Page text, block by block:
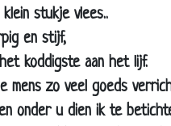
stukje vlees..
en stijf,
koddigste aan het lijf.
mens zo veel goeds
onder u dien ik te
Beter
Non
André van Duin -
Klacht